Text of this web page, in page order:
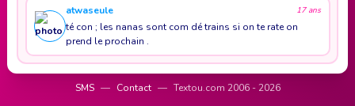
atwaseule 17 ans
té con ; les nanas sont com dé trains si on te rate on
prend le prochain .
SMS — Contact — Textou.com 2006 - 2026